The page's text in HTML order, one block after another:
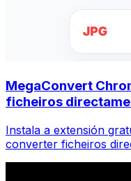
MegaConvert
ficheiros
Instala a extensión
converter ficheiros